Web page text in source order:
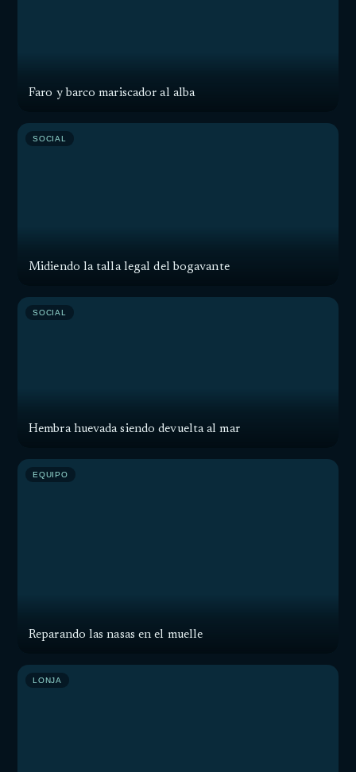
Faro y barco mariscador al alba
Midiendo la talla legal del bogavante
SOCIAL
Hembra huevada siendo devuelta al mar
SOCIAL
Reparando las nasas en el muelle
EQUIPO
LONJA